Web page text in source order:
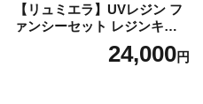
【リュミエラ】UVレジン フ
ァンシーセット レジンキッ
ト ハンドメイド レジンクラ
フト アクセサリーキット 手
24,000円